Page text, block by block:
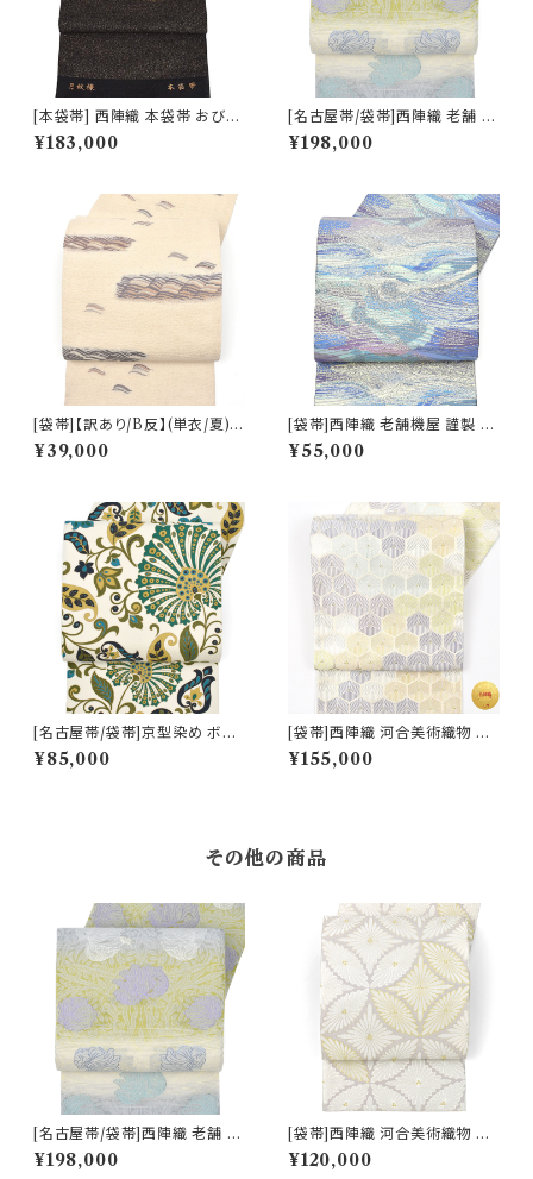
[本袋帯] 西陣織 本袋帯 おび工
房たなか 謹製 夜空の月文様 砂
子金帯 正絹 日本製(商品番号:1
¥183,000
[名古屋帯/袋帯]西陣織 老舗 京
藝 謹製 ヴィクトリア・デザイン
天然石糸 子猫鍵しっぽ 九寸帯
¥198,000
[袋帯]【訳あり/B反】(単衣/夏)
西陣織 老舗 加納幸 謹製 さざ
波文様 正絹 日本製(商品番号:2
¥39,000
[袋帯]西陣織 老舗機屋 謹製 金
華山織 正絹 日本製(商品番号:2
2460)
¥55,000
[名古屋帯/袋帯]京型染め ボタ
ニカル文様 京丹後産帯地 九寸
帯 正絹 日本製(商品番号:2239
¥85,000
[袋帯]西陣織 河合美術織物 謹
製 雅び彩取亀甲文 正絹 日本製
(商品番号:22117) フォーマル・
¥155,000
その他の商品
[名古屋帯/袋帯]西陣織 老舗 京
藝 謹製 ヴィクトリア・デザイン
天然石糸 子猫鍵しっぽ 九寸帯
¥198,000
[袋帯]西陣織 河合美術織物 謹
製 唐織り 能寿大唐松七宝文 正
絹 日本製(商品番号:20086) フ
¥120,000